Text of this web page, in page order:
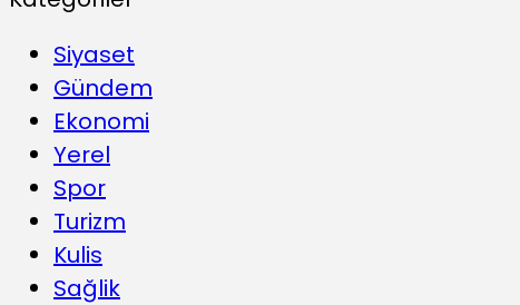
Siyaset
Gündem
Ekonomi
Yerel
Spor
Turizm
Kulis
Sağlik